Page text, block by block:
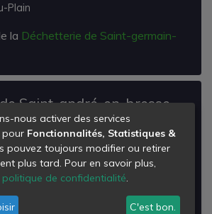
Plain
la Déchetterie de Saint-germain-
Saint-andré-en-bresse
laDéchetterie de Saint-andré-en-
nous activer des services
pour Fonctionnalités, Statistiques &
pouvez toujours modifier ou retirer
plus tard. Pour en savoir plus,
politique de confidentialité.
C'est bon.